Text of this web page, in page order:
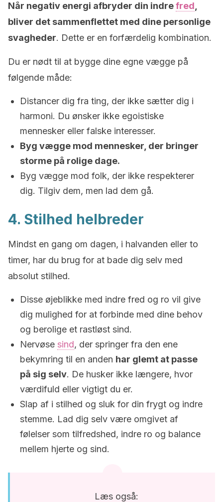
Når negativ energi afbryder din indrefred
bliver det sammenflettet med dine personlige
svagheder. Dette er en forfærdelig kombination.
Du er nødt til at bygge dine egne vægge på
følgende måde:
Distancer dig fra ting, der ikke sætter dig i
harmoni. Du ønsker ikke egoistiske
mennesker eller falske interesser.
Byg vægge mod mennesker, der bringer
storme på rolige dage.
Byg vægge mod folk, der ikke respekterer
dig. Tilgiv dem, men lad dem gå.
4. Stilhed helbreder
Mindst en gang om dagen, i halvanden eller to
timer, har du brug for at bade dig selv med
absolut stilhed.
Disse øjeblikke med indre fred og ro vil give
dig mulighed for at forbinde med dine behov
og berolige et rastløst sind.
Nervøse sind, der springer fra den ene
bekymring til en anden har glemt at passe
på sig selv. De husker ikke længere, hvor
værdifuld eller vigtigt du er.
Slap af i stilhed og sluk for din frygt og indre
stemme. Lad dig selv være omgivet af
følelser som tilfredshed, indre ro og balance
mellem hjerte og sind.
Læs også: